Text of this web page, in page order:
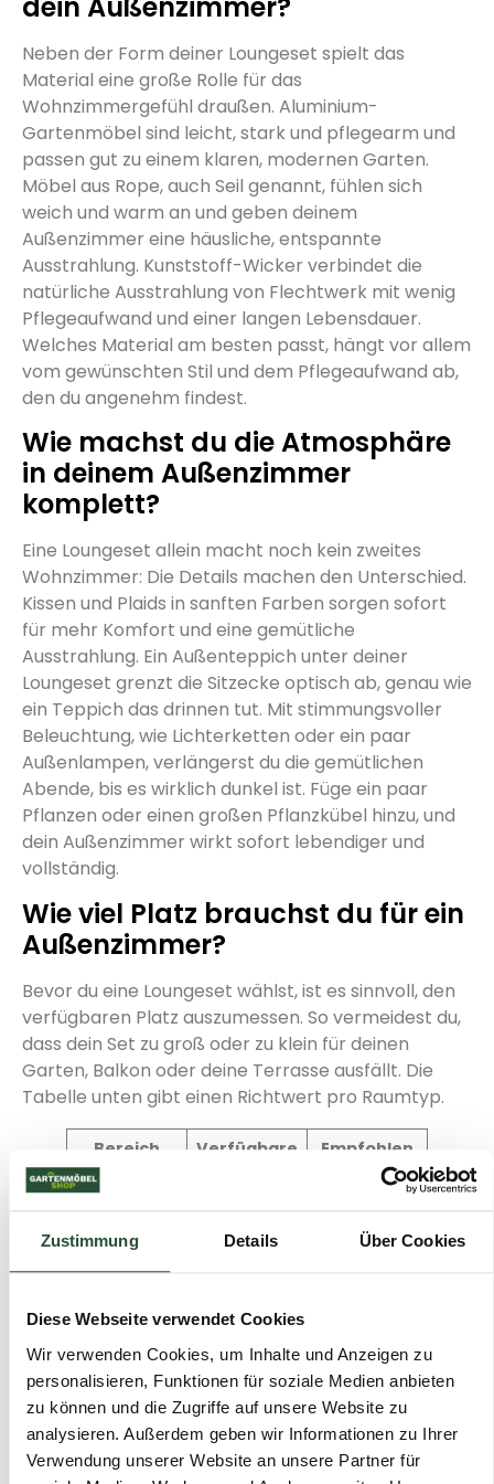
Zustimmung Details Über Cookies
Diese Webseite verwendet Cookies
Wir verwenden Cookies, um Inhalte und Anzeigen zu
personalisieren, Funktionen für soziale Medien anbieten
zu können und die Zugriffe auf unsere Website zu
analysieren. Außerdem geben wir Informationen zu Ihrer
Verwendung unserer Website an unsere Partner für
Neben der Form deiner Loungeset spielt das
Material eine große Rolle für das
Wohnzimmergefühl draußen. Aluminium-
Gartenmöbel sind leicht, stark und pflegearm und
passen gut zu einem klaren, modernen Garten.
Möbel aus Rope, auch Seil genannt, fühlen sich
weich und warm an und geben deinem
Außenzimmer eine häusliche, entspannte
Ausstrahlung. Kunststoff-Wicker verbindet die
natürliche Ausstrahlung von Flechtwerk mit wenig
Pflegeaufwand und einer langen Lebensdauer.
Welches Material am besten passt, hängt vor allem
vom gewünschten Stil und dem Pflegeaufwand ab,
den du angenehm findest.
Wie machst du die Atmosphäre
in deinem Außenzimmer
komplett?
Eine Loungeset allein macht noch kein zweites
Wohnzimmer: Die Details machen den Unterschied.
Kissen und Plaids in sanften Farben sorgen sofort
für mehr Komfort und eine gemütliche
Ausstrahlung. Ein Außenteppich unter deiner
Loungeset grenzt die Sitzecke optisch ab, genau wie
ein Teppich das drinnen tut. Mit stimmungsvoller
Beleuchtung, wie Lichterketten oder ein paar
Außenlampen, verlängerst du die gemütlichen
Abende, bis es wirklich dunkel ist. Füge ein paar
Pflanzen oder einen großen Pflanzkübel hinzu, und
dein Außenzimmer wirkt sofort lebendiger und
vollständig.
Wie viel Platz brauchst du für ein
Außenzimmer?
Bevor du eine Loungeset wählst, ist es sinnvoll, den
verfügbaren Platz auszumessen. So vermeidest du,
dass dein Set zu groß oder zu klein für deinen
Garten, Balkon oder deine Terrasse ausfällt. Die
Tabelle unten gibt einen Richtwert pro Raumtyp.
Bereich
Verfügbare
Empfohlen
er Settype
Balkon
4 bis 8 m²
Kompakte
Stuhl-Bank-
Terrasse
oder Stuhl-
Bank-
Loungeset
Mittelgroßer
Garten
15 bis 25 m²
Eck-
Loungeset
oder Dining-